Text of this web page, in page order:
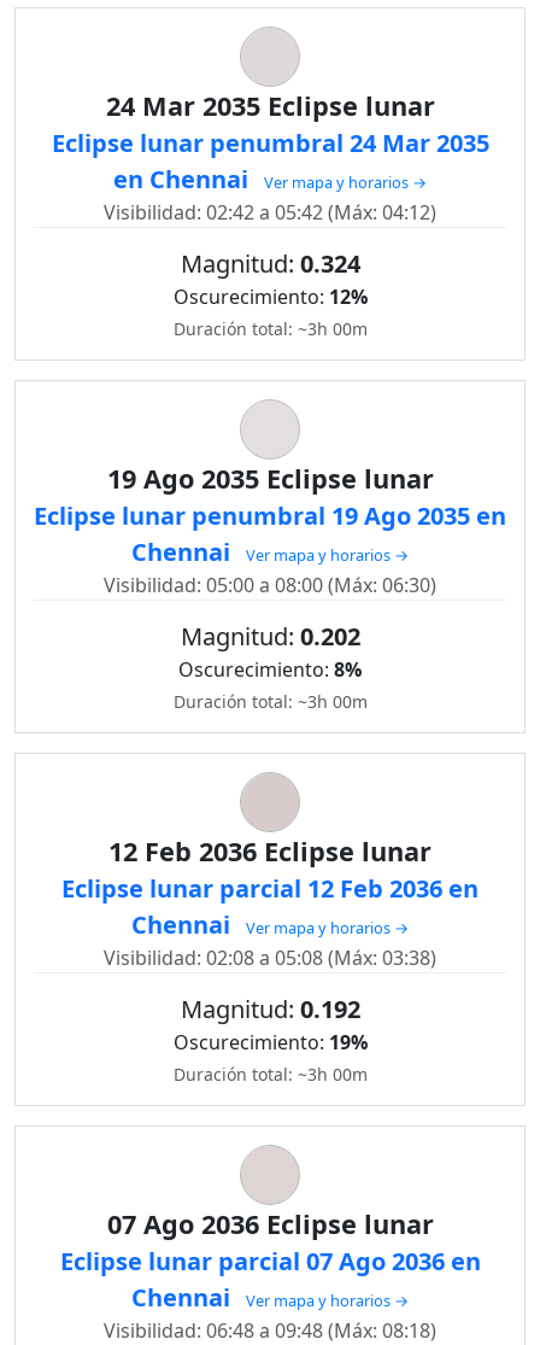
24 Mar 2035 Eclipse lunar
Eclipse lunar penumbral 24 Mar 2035
en Chennai
Ver mapa y horarios →
Visibilidad: 02:42 a 05:42 (Máx: 04:12)
Magnitud: 0.324
Oscurecimiento: 12%
Duración total: ~3h 00m
19 Ago 2035 Eclipse lunar
Eclipse lunar penumbral 19 Ago 2035 en
Chennai
Ver mapa y horarios →
Visibilidad: 05:00 a 08:00 (Máx: 06:30)
Magnitud: 0.202
Oscurecimiento: 8%
Duración total: ~3h 00m
12 Feb 2036 Eclipse lunar
Eclipse lunar parcial 12 Feb 2036 en
Chennai
Ver mapa y horarios →
Visibilidad: 02:08 a 05:08 (Máx: 03:38)
Magnitud: 0.192
Oscurecimiento: 19%
Duración total: ~3h 00m
07 Ago 2036 Eclipse lunar
Eclipse lunar parcial 07 Ago 2036 en
Chennai
Ver mapa y horarios →
Visibilidad: 06:48 a 09:48 (Máx: 08:18)